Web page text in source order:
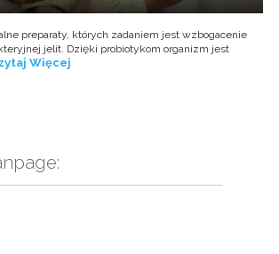
preparaty, których zadaniem jest wzbogacenie
jelit. Dzięki probiotykom organizm jest
Więcej